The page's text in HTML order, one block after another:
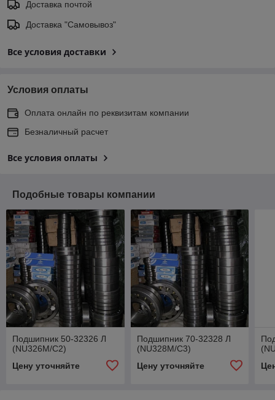
Доставка почтой
Доставка "Самовывоз"
Все условия доставки
Условия оплаты
Оплата онлайн по реквизитам компании
Безналичный расчет
Все условия оплаты
Подобные товары компании
Подшипник 50-32326 Л
(NU326M/C2)
Цену уточняйте
Подшипник 70-32328 Л
(NU328M/C3)
Цену уточняйте